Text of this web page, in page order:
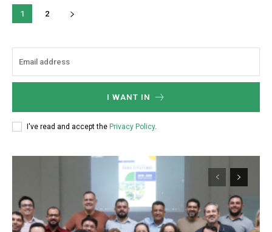
1 2
I WANT IN
I've read and accept the Privacy Policy.